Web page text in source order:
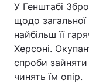
У Генштабі
щодо загальної
найбільш її
Херсоні.
спроби зайняти
чинять їм опір.